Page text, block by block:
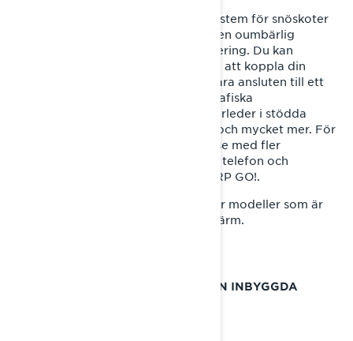
Den inbyggda GPS:en är ett GPS-system för snöskoter
som är integrerat i din Lynx. Det är en oumbärlig
funktion för smidig och säker navigering. Du kan
använda den inbyggda GPS:en utan att koppla din
telefon till fordonets display eller vara ansluten till ett
mobilnät. Se din position på topografiska
snöskoterkartor, visa officiella skoterleder i stödda
regioner, se ett spår av dina färder och mycket mer. För
en ännu rikare navigationsupplevelse med fler
funktioner kan du enkelt ansluta din telefon och
använda den kostnadsfria appen BRP GO!.
Den inbyggda GPS:en är exklusiv för modeller som är
utrustade med en 10,25-tums pekskärm.
VAD ÄR SKILLNADEN MELLAN DEN INBYGGDA